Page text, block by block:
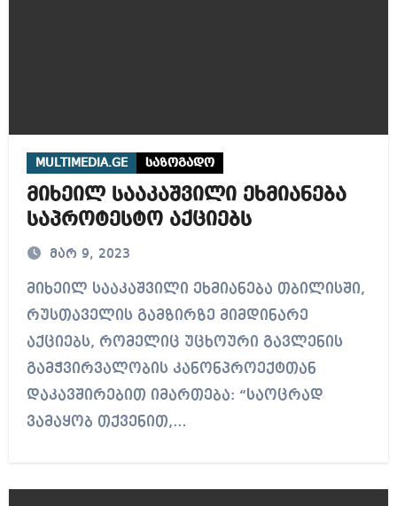
MULTIMEDIA.GE საზოგადო
მიხეილ სააკაშვილი ეხმიანება
საპროტესტო აქციებს
მარ 9, 2023
მიხეილ სააკაშვილი ეხმიანება თბილისში,
რუსთაველის გამზირზე მიმდინარე
აქციებს, რომელიც უცხოური გავლენის
გამჭვირვალობის კანონპროექტთან
დაკავშირებით იმართება: “საოცრად
ვამაყობ თქვენით,…